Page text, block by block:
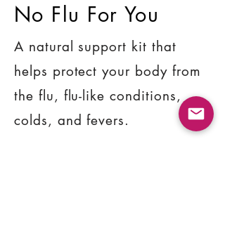
No Flu For You
A natural support kit that
helps protect your body from
the flu, flu-like conditions,
colds, and fevers.